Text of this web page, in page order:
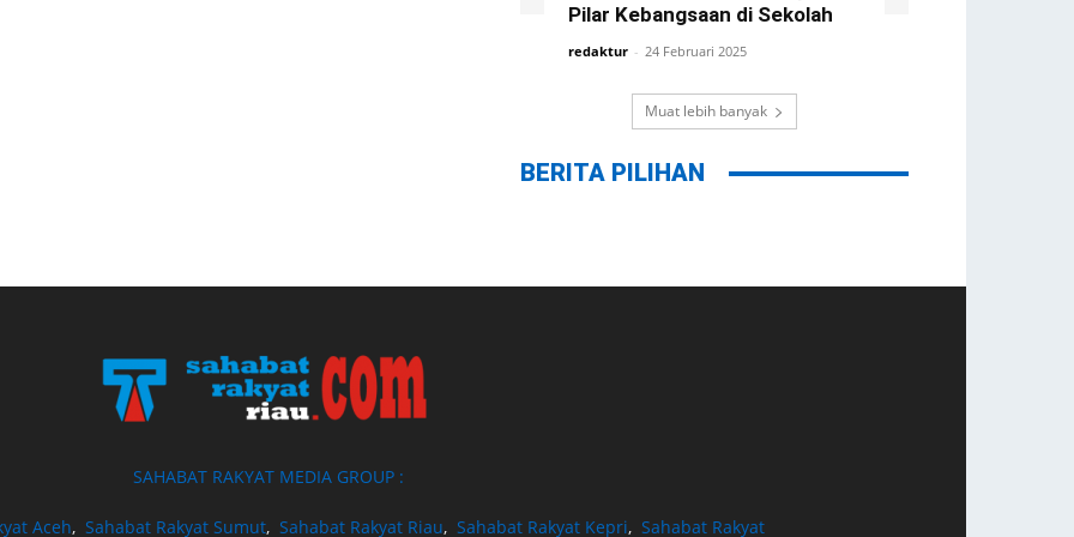
Pilar Kebangsaan di Sekolah
redaktur - 24 Februari 2025
Muat lebih banyak
BERITA PILIHAN
SAHABAT RAKYAT MEDIA GROUP :
Aceh, Sahabat Rakyat Sumut, Sahabat Rakyat Riau, Sahabat Rakyat Kepri, Sahabat Rakyat